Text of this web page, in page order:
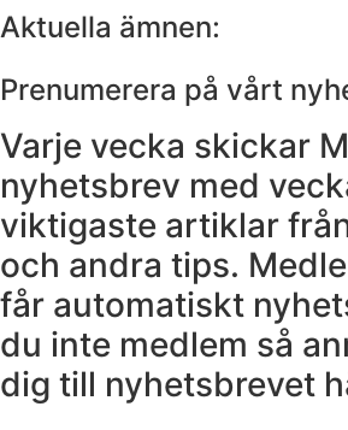
Aktuella ämnen:
Prenumerera på vårt
Varje vecka skickar
nyhetsbrev med
viktigaste artiklar
och andra tips.
får automatiskt
du inte medlem så
dig till nyhetsbrevet